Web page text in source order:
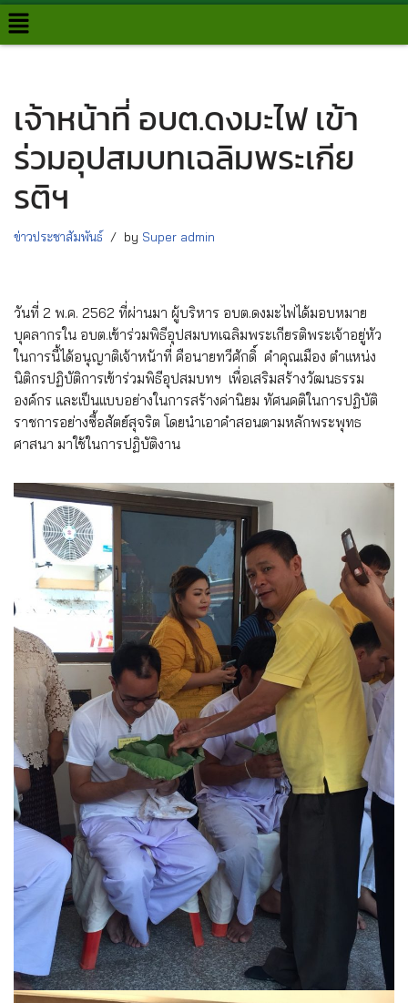
Skip
เจ้าหน้าที่ อบต.ดงมะไฟ เข้า
ร่วมอุปสมบทเฉลิมพระเกีย
รติฯ
ข่าวประชาสัมพันธ์ by Super admin
วันที่ 2 พ.ค. 2562 ที่ผ่านมา ผู้บริหาร อบต.ดงมะไฟได้มอบหมาย
บุคลากรใน อบต.เข้าร่วมพิธีอุปสมบทเฉลิมพระเกียรติพระเจ้าอยู่หัว
ในการนี้ได้อนุญาติเจ้าหน้าที่ คือนายทวีศักดิ์ คำคุณเมือง ตำแหน่ง
นิติกรปฏิบัติการเข้าร่วมพิธีอุปสมบทฯ เพื่อเสริมสร้างวัฒนธรรม
องค์กร และเป็นแบบอย่างในการสร้างค่านิยม ทัศนคติในการปฏิบัติ
ราชการอย่างซื้อสัตย์สุจริต โดยนำเอาคำสอนตามหลักพระพุทธ
ศาสนา มาใช้ในการปฏิบัติงาน